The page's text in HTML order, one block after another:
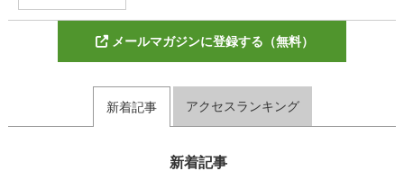
メールマガジンに登録する（無料）
新着記事 アクセスランキング
新着記事